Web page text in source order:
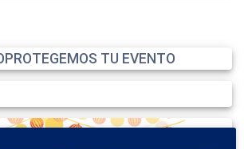
TU EVENTO